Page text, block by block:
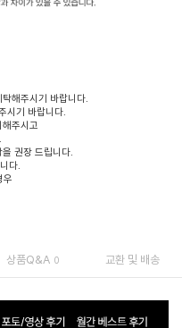
해주시기 바랍니다.
시기 바랍니다.
주시고
권장 드립니다.
다.
우
상품Q&A 0 교환 및 배송